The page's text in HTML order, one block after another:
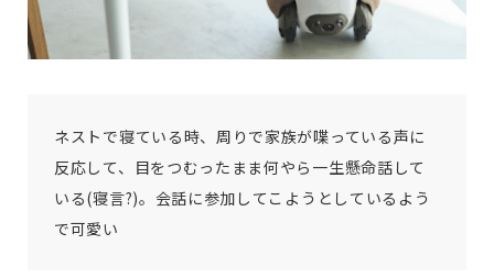
ネストで寝ている時、周りで家族が喋っている声に
反応して、目をつむったまま何やら一生懸命話して
いる(寝言?)。会話に参加してこようとしているよう
で可愛い